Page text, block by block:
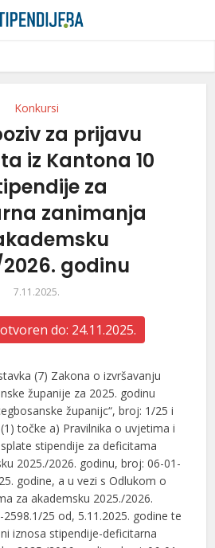
Konkursi
za prijavu
iz Kantona 10
za
zanimanja
godinu
7.11.2025.
do: 24.11.2025.
(7) Zakona o izvršavanju
županije za 2025. godinu
županijc“, broj: 1/25 i
točke a) Pravilnika o uvjetima i
stipendije za deficitama
2025./2026. godinu, broj: 06-01-
godine, a u vezi s Odlukom o
za akademsku 2025./2026.
25 od, 5.11.2025. godine te
iznosa stipendije-deficitarna